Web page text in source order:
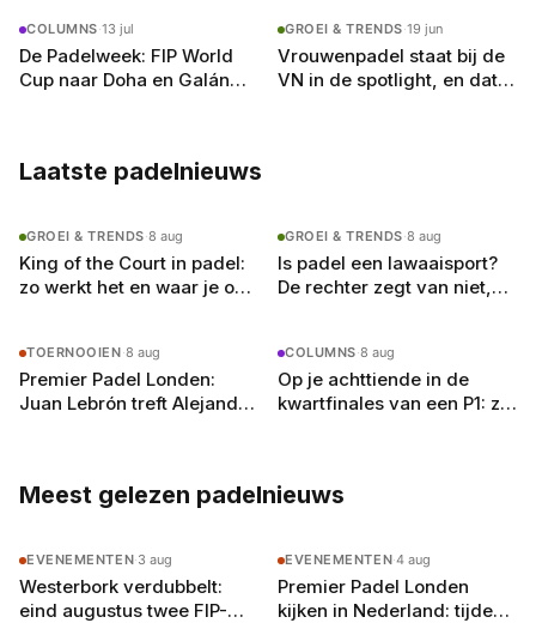
COLUMNS·13 jul
De Padelweek: FIP World
Cup naar Doha en Galán
GROEI & TRENDS·19 jun
Vrouwenpadel staat bij de
VN in de spotlight, en dat
Laatste padelnieuws
GROEI & TRENDS·8 aug
King of the Court in padel:
zo werkt het en waar je op
GROEI & TRENDS·8 aug
Is padel een lawaaisport?
De rechter zegt van niet,
TOERNOOIEN·8 aug
Premier Padel Londen:
Juan Lebrón treft Alejandro
COLUMNS·8 aug
Op je achttiende in de
kwartfinales van een P1: zo
Meest gelezen padelnieuws
EVENEMENTEN·3 aug
Westerbork verdubbelt:
eind augustus twee FIP-
EVENEMENTEN·4 aug
Premier Padel Londen
kijken in Nederland: tijden,